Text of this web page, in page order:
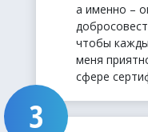
а именно –
чтобы
меня
сфере